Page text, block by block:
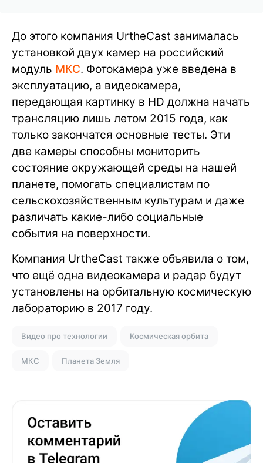
До этого компания UrtheCast занималась
установкой двух камер на российский
модуль МКС. Фотокамера уже введена в
эксплуатацию, а видеокамера,
передающая картинку в HD должна начать
трансляцию лишь летом 2015 года, как
только закончатся основные тесты. Эти
две камеры способны мониторить
состояние окружающей среды на нашей
планете, помогать специалистам по
сельскохозяйственным культурам и даже
различать какие-либо социальные
события на поверхности.
Компания UrtheCast также объявила о том,
что ещё одна видеокамера и радар будут
установлены на орбитальную космическую
лабораторию в 2017 году.
Видео про технологии Космическая орбита
МКС Планета Земля